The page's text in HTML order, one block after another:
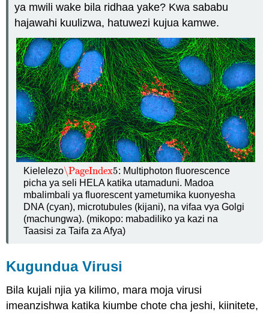
ya mwili wake bila ridhaa yake? Kwa sababu
hajawahi kuulizwa, hatuwezi kujua kamwe.
Kielelezo\PageIndex5
\PageIndex5: Multiphoton fluorescence
picha ya seli HELA katika utamaduni. Madoa
mbalimbali ya fluorescent yametumika kuonyesha
DNA (cyan), microtubules (kijani), na vifaa vya Golgi
(machungwa). (mikopo: mabadiliko ya kazi na
Taasisi za Taifa za Afya)
Kugundua Virusi
Bila kujali njia ya kilimo, mara moja virusi
imeanzishwa katika kiumbe chote cha jeshi, kiinitete,